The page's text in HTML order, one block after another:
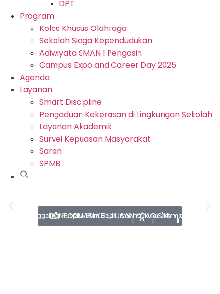
DPT
Program
Kelas Khusus Olahraga
Sekolah Siaga Kependudukan
Adiwiyata SMAN 1 Pengasih
Campus Expo and Career Day 2025
Agenda
Layanan
Smart Discipline
Pengaduan Kekerasan di Lingkungan Sekolah
Layanan Akademik
Survei Kepuasan Masyarakat
Saran
SPMB
Manunggaling Puspita Rum Sejati ꦩꦤꦸꦁꦒꦭ꧀ꦭꦶꦁꦥꦸꦱ꧀ꦥꦶꦠꦫꦸꦩ꧀ꦱꦼꦗꦠꦶ‍
INFORMASI KELULUSAN KLIK DISINI